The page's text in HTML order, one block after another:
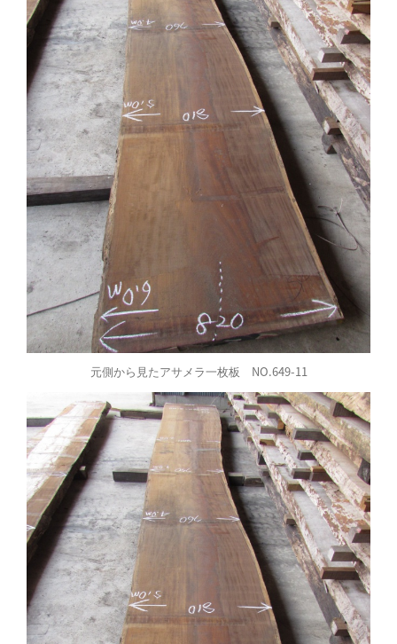
元側から見たアサメラ一枚板 NO.649-11